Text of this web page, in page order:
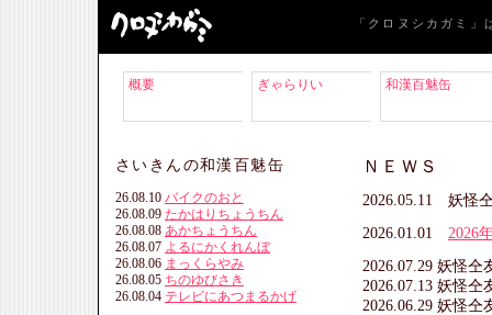
「クロヌシカガミ
概要 ぎゃらりい 和漢百魅缶
さいきんの和漢百魅缶
26.08.10 バイクのおと
26.08.09 たかはりちょうちん
26.08.08 あかちょうちん
26.08.07 よるにかくれんぼ
26.08.06 まっくらやみ
26.08.05 ちのゆびさき
26.08.04 テレビにあつまるかげ
ＮＥＷＳ
2026.05.11 妖怪
2026.01.01 2026
2026.07.29 妖怪
2026.07.13 妖怪
2026.06.29 妖怪